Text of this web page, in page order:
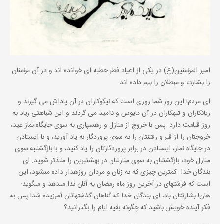
امیر المؤمنین(ع) در یكى از اعیاد فطر خطبه‏ اى خوانده‏ اند و در آن مؤمنان
را بشارت و مبطلان را بیم داده ‏اند:
اى مردم! این روز شما روزى است كه نیكوكاران در آن پاداش مى‏ گیرند و
زیانكاران و تبهكاران در آن مایوس و ناامید مى‏ گردند و این شباهتى زیاد به
روز قیامت دارد. پس با خروج از منازل و رهسپارى به سوى جایگاه نماز عید،
خروجتان را از قبر و رفتنتان را به سوى پروردگار به یاد آورید، و با ایستادن
در جایگاه نماز، ایستادن در برابر پروردگارتان را یاد كنید، و با بازگشت‏به سوى
منازل خود، بازگشتتان به سوى منازلتان در بهشت‏برین را متذكر شوید. اى
بندگان خدا. كمترین چیزى كه به زنان و مردان روزه‏دار داده مى‏شود، این
است كه فرشته‏اى در آخرین روز ماه رمضان به آنان ندا مى‏دهد و مى‏گوید:
هان! بشارتتان باد، اى بندگان خدا كه گناهان گذشته‏اتان آمرزیده شد! پس به
فكر آینده خویش باشید كه چگونه بقیه ایام را بگذرانید؟